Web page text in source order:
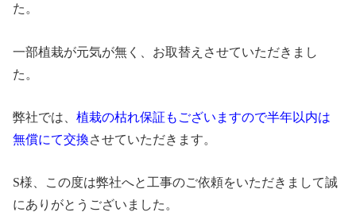
た。
一部植栽が元気が無く、お取替えさせていただきまし
た。
弊社では、植栽の枯れ保証もございますので半年以内は
無償にて交換させていただきます。
S様、この度は弊社へと工事のご依頼をいただきまして誠
にありがとうございました。